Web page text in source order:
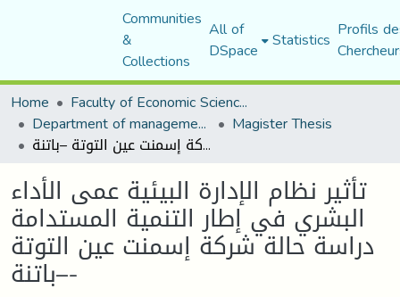
Communities
&
Collections
All of
DSpace Statistics Profils
Home
Faculty of Economic Sciences, Commerce and Management Sciences
Department of management sciences Magister Thesis
تأثير نظام الإدارة البيئية عمى الأداء البشري في إطار التنمية المستدامة دراسة حالة شركة إسمنت عين التوتة –باتنة-
تأثير نظام الإدارة البيئية عمى الأداء
البشري في إطار التنمية المستدامة
دراسة حالة شركة إسمنت عين التوتة
–باتنة-